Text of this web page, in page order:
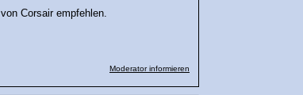
von Corsair empfehlen.
Moderator informieren